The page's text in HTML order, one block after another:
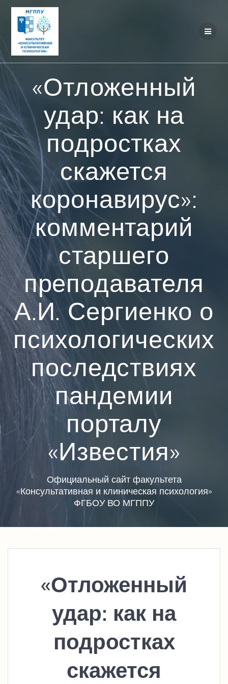
«Отложенный
удар: как на
подростках
скажется
коронавирус»:
комментарий
старшего
преподавателя
А.И. Сергиенко о
психологических
последствиях
пандемии
порталу
«Известия»
Официальный сайт факультета
«Консультативная и клиническая психология»
ФГБОУ ВО МГППУ
«Отложенный
удар: как на
подростках
скажется